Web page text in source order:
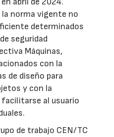
norma vigente no
determinados
seguridad
Máquinas,
con la
de diseño para
y con la
al usuario
de trabajo CEN/TC